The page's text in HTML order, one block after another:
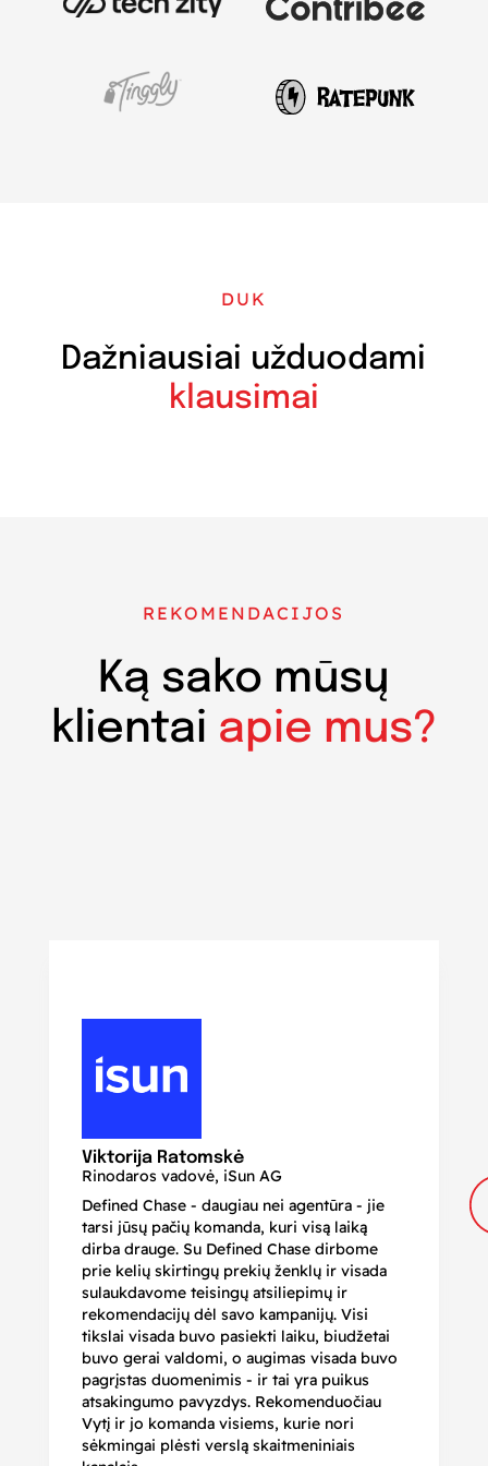
DUK
Dažniausiai užduodami
klausimai
REKOMENDACIJOS
Ką sako mūsų
klientai apie mus?
Viktorija Ratomskė
Rinodaros vadovė, iSun AG
Defined Chase - daugiau nei agentūra - jie
tarsi jūsų pačių komanda, kuri visą laiką
dirba drauge. Su Defined Chase dirbome
prie kelių skirtingų prekių ženklų ir visada
sulaukdavome teisingų atsiliepimų ir
rekomendacijų dėl savo kampanijų. Visi
tikslai visada buvo pasiekti laiku, biudžetai
buvo gerai valdomi, o augimas visada buvo
pagrįstas duomenimis - ir tai yra puikus
atsakingumo pavyzdys. Rekomenduočiau
Vytį ir jo komanda visiems, kurie nori
sėkmingai plėsti verslą skaitmeniniais
ir